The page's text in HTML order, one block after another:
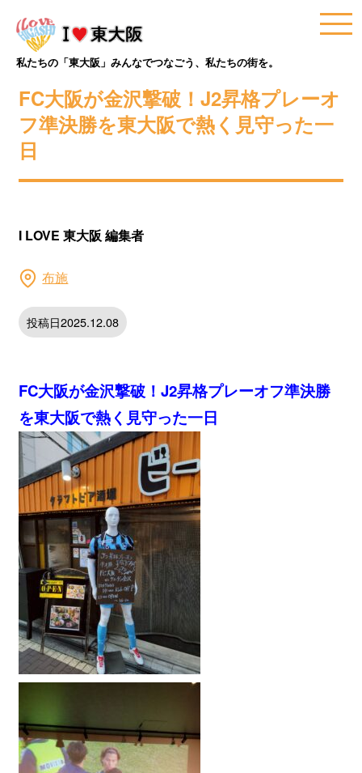
私たちの「東大阪」みんなでつなごう、私たちの街を。
FC大阪が金沢撃破！J2昇格プレーオ
フ準決勝を東大阪で熱く見守った一
日
I LOVE 東大阪 編集者
布施
投稿日2025.12.08
FC大阪が金沢撃破！J2昇格プレーオフ準決勝
を東大阪で熱く見守った一日